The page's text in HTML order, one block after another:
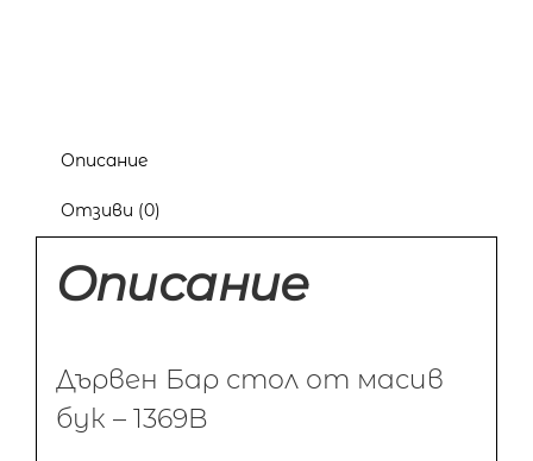
Описание
Отзиви (0)
Описание
Дървен Бар стол от масив
бук – 1369B